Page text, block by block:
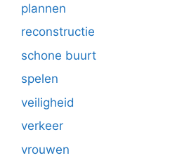
plannen
reconstructie
schone buurt
spelen
veiligheid
verkeer
vrouwen